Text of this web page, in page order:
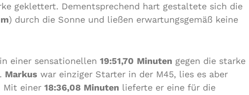
geklettert. Dementsprechend hart gestaltete sich die
) durch die Sonne und ließen erwartungsgemäß keine
einer sensationellen 19:51,70 Minuten gegen die starke
Markus war einziger Starter in der M45, lies es aber
Mit einer 18:36,08 Minuten lieferte er eine für die